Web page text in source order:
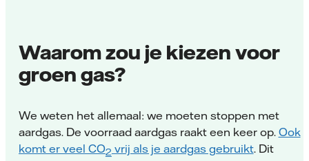
Waarom zou je kiezen voor
groen gas?
We weten het allemaal: we moeten stoppen met
aardgas. De voorraad aardgas raakt een keer op. Ook
komt er veel CO2 vrij als je aardgas gebruikt. Dit